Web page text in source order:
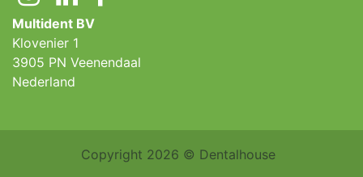
Multident BV
Klovenier 1
3905 PN Veenendaal
Nederland ​
Copyright 2026 © Dentalhouse